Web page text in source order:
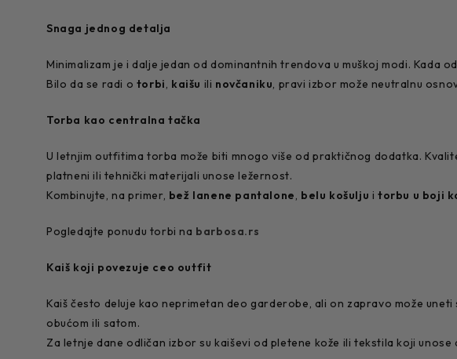
Snaga jednog detalja
Minimalizam je i dalje jedan od dominantnih trendova u muškoj modi.
Bilo da se radi o torbi, kaišu ili novčaniku, pravi izbor može neutralnu
Torba kao centralna tačka
U letnjim outfitima torba može biti mnogo više od praktičnog dodatka.
platneni ili tehnički materijali unose ležernost.
Kombinujte, na primer, bež lanene pantalone, belu košulju itorbu u boji
Pogledajte ponudu torbi na barbosa.rs
Kaiš koji povezuje ceo outfit
Kaiš često deluje kao neprimetan deo garderobe, ali on zapravo može
obućom ili satom.
Za letnje dane odličan izbor su kaiševi od pletene kože ili tekstila koji